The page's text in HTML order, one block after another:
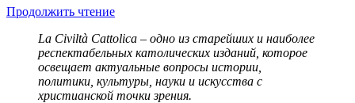
Продолжить чтение
La Civiltà Cattolica – одно из старейших и наиболее
респектабельных католических изданий, которое
освещает актуальные вопросы истории,
политики, культуры, науки и искусства с
христианской точки зрения.